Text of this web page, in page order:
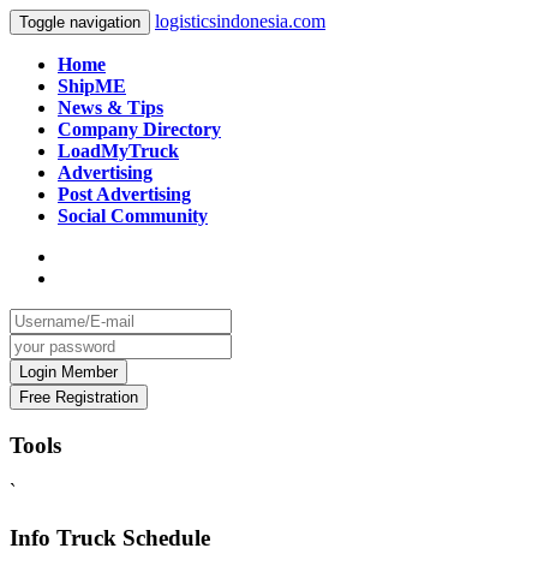
Toggle navigation logisticsindonesia.com
Home
ShipME
News & Tips
Company Directory
LoadMyTruck
Advertising
Post Advertising
Social Community
Tools
`
Info Truck Schedule